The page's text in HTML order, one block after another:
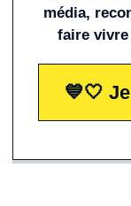
média,
faire vivre
💙🤍